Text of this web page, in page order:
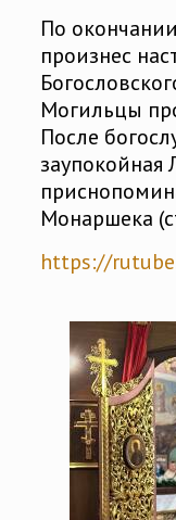
По
произнес
Могильцы
После
заупокойная
Монаршека
https://